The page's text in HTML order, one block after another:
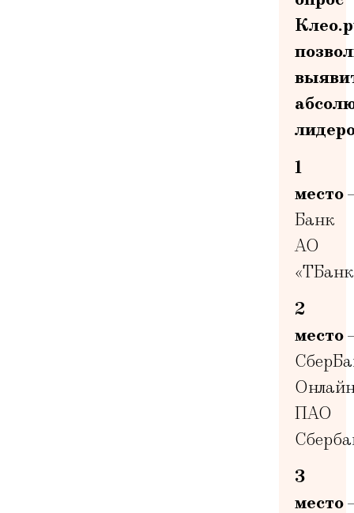
1
место
Банк
АО
2
место
ПАО
3
место